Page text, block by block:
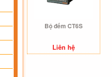
Bộ đếm CT6S
Liên hệ